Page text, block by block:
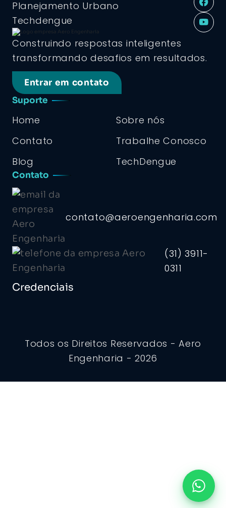
Construindo respostas inteligentes
transformando desafios em resultados.
Entrar em contato
Suporte
Home
Sobre nós
Contato
Trabalhe Conosco
Blog
TechDengue
Contato
contato@aeroengenharia.com
(31) 3911-
0311
Credenciais
Planejamento Urbano
Techdengue
Todos os Direitos Reservados - Aero
Engenharia - 2026